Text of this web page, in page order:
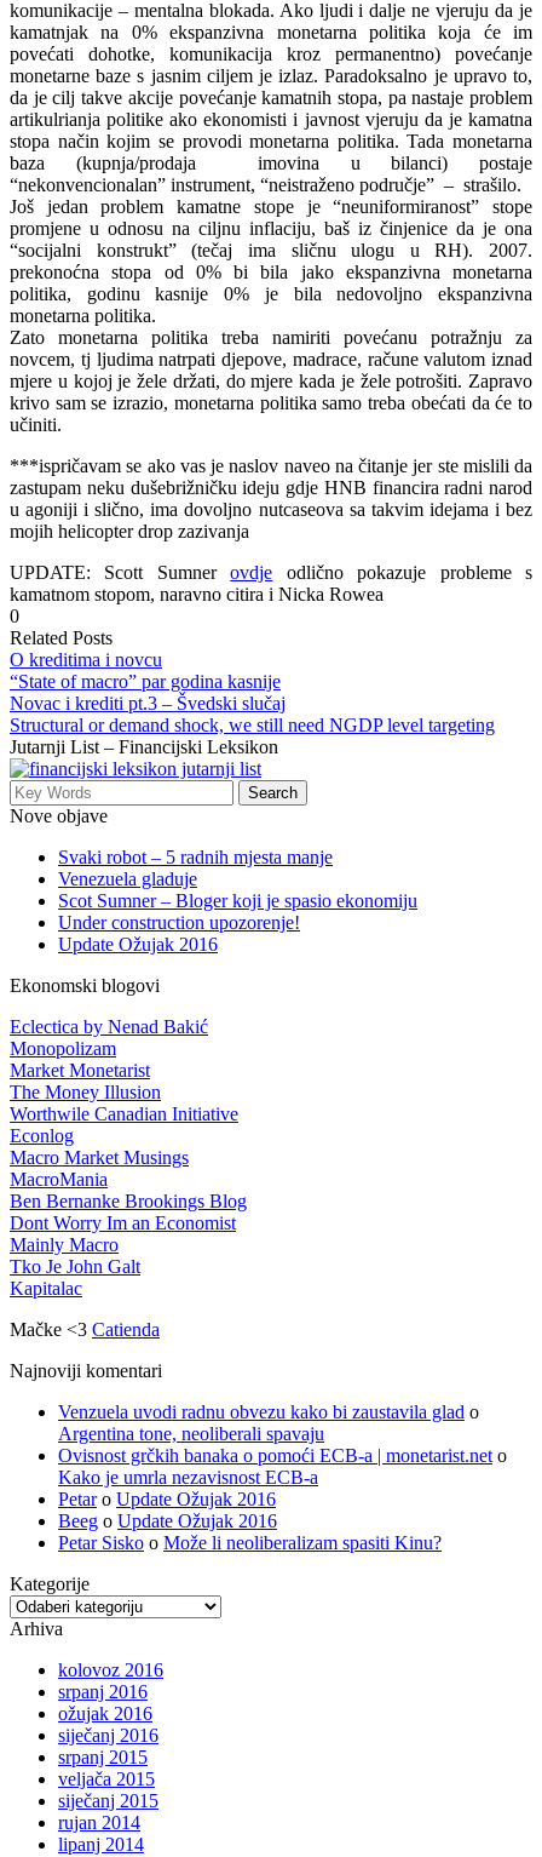
komunikacije – mentalna blokada. Ako ljudi i dalje ne vjeruju da je
kamatnjak na 0% ekspanzivna monetarna politika koja će im
povećati dohotke, komunikacija kroz permanentno) povećanje
monetarne baze s jasnim ciljem je izlaz. Paradoksalno je upravo to,
da je cilj takve akcije povećanje kamatnih stopa, pa nastaje problem
artikulrianja politike ako ekonomisti i javnost vjeruju da je kamatna
stopa način kojim se provodi monetarna politika. Tada monetarna
baza (kupnja/prodaja imovina u bilanci) postaje
“nekonvencionalan” instrument, “neistraženo područje” – strašilo.
Još jedan problem kamatne stope je “neuniformiranost” stope
promjene u odnosu na ciljnu inflaciju, baš iz činjenice da je ona
“socijalni konstrukt” (tečaj ima sličnu ulogu u RH). 2007.
prekonoćna stopa od 0% bi bila jako ekspanzivna monetarna
politika, godinu kasnije 0% je bila nedovoljno ekspanzivna
monetarna politika.
Zato monetarna politika treba namiriti povećanu potražnju za
novcem, tj ljudima natrpati djepove, madrace, račune valutom iznad
mjere u kojoj je žele držati, do mjere kada je žele potrošiti. Zapravo
krivo sam se izrazio, monetarna politika samo treba obećati da će to
učiniti.
***ispričavam se ako vas je naslov naveo na čitanje jer ste mislili da
zastupam neku dušebrižničku ideju gdje HNB financira radni narod
u agoniji i slično, ima dovoljno nutcaseova sa takvim idejama i bez
mojih helicopter drop zazivanja
UPDATE: Scott Sumnerovdje odlično pokazuje probleme s
kamatnom stopom, naravno citira i Nicka Rowea
0
Related Posts
O kreditima i novcu
“State of macro” par godina kasnije
Novac i krediti pt.3 – Švedski slučaj
Structural or demand shock, we still need NGDP level targeting
Jutarnji List – Financijski Leksikon
Nove objave
Svaki robot – 5 radnih mjesta manje
Venezuela gladuje
Scot Sumner – Bloger koji je spasio ekonomiju
Under construction upozorenje!
Update Ožujak 2016
Ekonomski blogovi
Eclectica by Nenad Bakić
Monopolizam
Market Monetarist
The Money Illusion
Worthwile Canadian Initiative
Econlog
Macro Market Musings
MacroMania
Ben Bernanke Brookings Blog
Dont Worry Im an Economist
Mainly Macro
Tko Je John Galt
Kapitalac
Mačke <3 Catienda
Najnoviji komentari
Venzuela uvodi radnu obvezu kako bi zaustavila glad o
Argentina tone, neoliberali spavaju
Ovisnost grčkih banaka o pomoći ECB-a | monetarist.net o
Kako je umrla nezavisnost ECB-a
Petaro Update Ožujak 2016
Beeg o Update Ožujak 2016
Petar Sisko o Može li neoliberalizam spasiti Kinu?
Kategorije
Kategorije
Arhiva
kolovoz 2016
srpanj 2016
ožujak 2016
siječanj 2016
srpanj 2015
veljača 2015
siječanj 2015
rujan 2014
lipanj 2014